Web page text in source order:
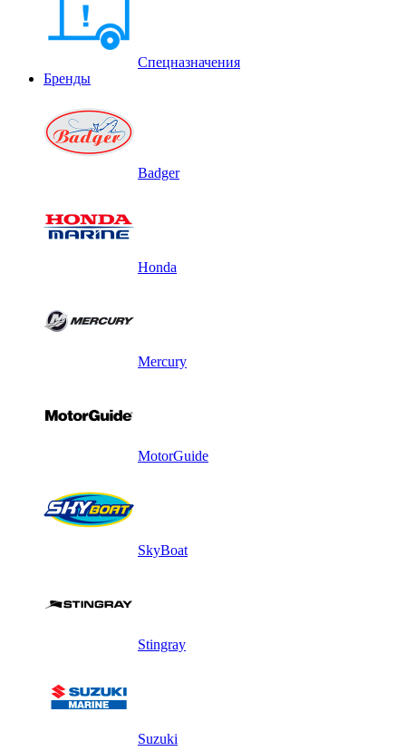
Спецназначения
Бренды
Badger
Honda
Mercury
MotorGuide
SkyBoat
Stingray
Suzuki